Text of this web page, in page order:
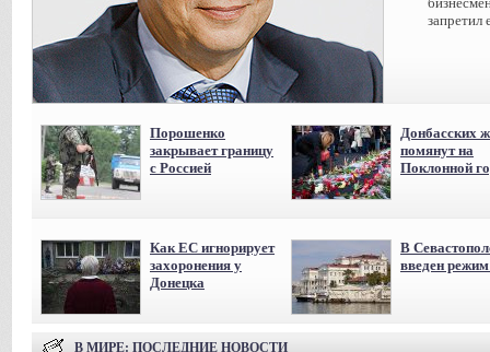
запретил
Порошенко
закрывает границу
с Россией
Донбасских
помянут на
Поклонной
Как ЕС игнорирует
захоронения у
Донецка
В
введен
В МИРЕ: ПОСЛЕДНИЕ НОВОСТИ